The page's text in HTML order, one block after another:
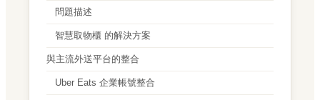
問題描述
智慧取物櫃 的解決方案
與主流外送平台的整合
Uber Eats 企業帳號整合